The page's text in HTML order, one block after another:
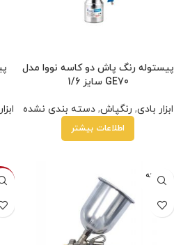
پیستوله رنگ پاش دو کاسه نووا مدل
GE70 سایز 1/6
ابزار بادی, رنگپاش,دسته بندی نشده
اطلاعات بیشتر
فروخته
شده